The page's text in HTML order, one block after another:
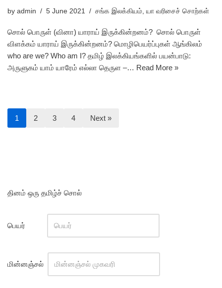
by admin 5 June 2021 சங்க இலக்கியம் யா வரிசைச் சொற்கள்
சொல் பொருள் (வினா) யாராய் இருக்கின்றனம்? சொல் பொருள்
விளக்கம் யாராய் இருக்கின்றனம்? மொழிபெயர்ப்புகள் ஆங்கிலம்
who are we? Who am I? தமிழ் இலக்கியங்களில் பயன்பாடு:
அருளுகம் யாம் யாரேம் எல்லா தெருள –… Read More »
1 2 3 4 Next »
தினம் ஒரு தமிழ்ச் சொல்
பெயர்
மின்னஞ்சல்